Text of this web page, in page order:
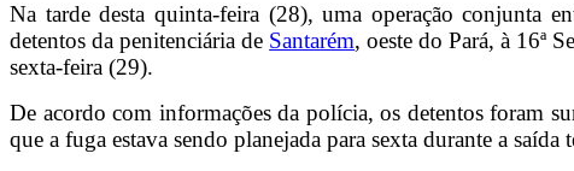
Na tarde desta quinta-feira (28), uma operação conjunta
detentos da penitenciária de Santarém, oeste do Pará, à 16ª
sexta-feira (29).
De acordo com informações da polícia, os detentos foram
que a fuga estava sendo planejada para sexta durante a saída